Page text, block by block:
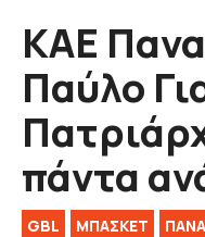
ΚΑΕ
Παύλο
πάντα
GBL ΜΠΑΣΚΕΤ